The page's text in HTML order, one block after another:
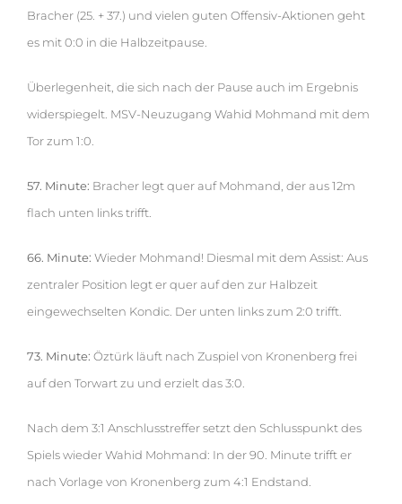
Bracher (25. + 37.) und vielen guten Offensiv-Aktionen geht
es mit 0:0 in die Halbzeitpause.
Überlegenheit, die sich nach der Pause auch im Ergebnis
widerspiegelt. MSV-Neuzugang Wahid Mohmand mit dem
Tor zum 1:0.
57. Minute: Bracher legt quer auf Mohmand, der aus 12m
flach unten links trifft.
66. Minute: Wieder Mohmand! Diesmal mit dem Assist: Aus
zentraler Position legt er quer auf den zur Halbzeit
eingewechselten Kondic. Der unten links zum 2:0 trifft.
73. Minute: Öztürk läuft nach Zuspiel von Kronenberg frei
auf den Torwart zu und erzielt das 3:0.
Nach dem 3:1 Anschlusstreffer setzt den Schlusspunkt des
Spiels wieder Wahid Mohmand: In der 90. Minute trifft er
nach Vorlage von Kronenberg zum 4:1 Endstand.